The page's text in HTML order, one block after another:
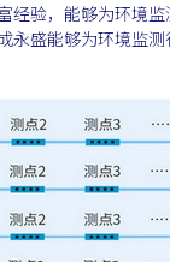
验，能够为环境
盛能够为环境监